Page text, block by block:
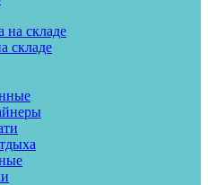
складе